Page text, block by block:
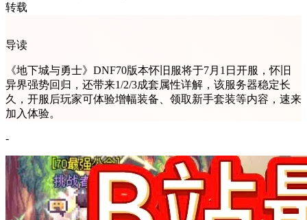
转载
导读
《地下城与勇士》DNF70版本怀旧服将于7月1日开服，怀旧
异界强势回归，还带来1/2/3成套属性详解，该服务器稳定长
久，开服后玩家可体验增幅装备、领取新手套装等内容，速来
加入体验。
-